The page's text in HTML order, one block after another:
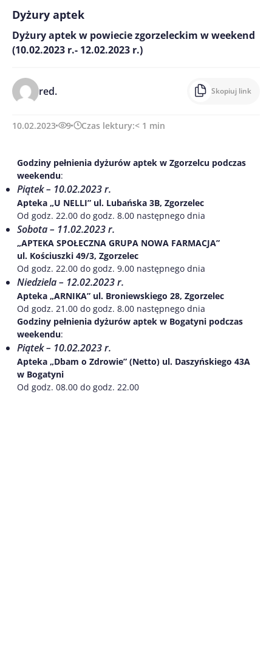
Dyżury aptek
Dyżury aptek w powiecie zgorzeleckim w weekend
(10.02.2023 r.- 12.02.2023 r.)
red. Skopiuj link
10.02.2023 9 Czas lektury:< 1 min
Godziny pełnienia dyżurów aptek w Zgorzelcu podczas
weekendu:
Piątek – 10.02.2023 r.
Apteka „U NELLI” ul. Lubańska 3B, Zgorzelec
Od godz. 22.00 do godz. 8.00 następnego dnia
Sobota – 11.02.2023 r.
„APTEKA SPOŁECZNA GRUPA NOWA FARMACJA”
ul. Kościuszki 49/3, Zgorzelec
Od godz. 22.00 do godz. 9.00 następnego dnia
Niedziela – 12.02.2023 r.
Apteka „ARNIKA” ul. Broniewskiego 28, Zgorzelec
Od godz. 21.00 do godz. 8.00 następnego dnia
Godziny pełnienia dyżurów aptek w Bogatyni podczas
weekendu:
Piątek – 10.02.2023 r.
Apteka „Dbam o Zdrowie” (Netto) ul. Daszyńskiego 43A
w Bogatyni
Od godz. 08.00 do godz. 22.00